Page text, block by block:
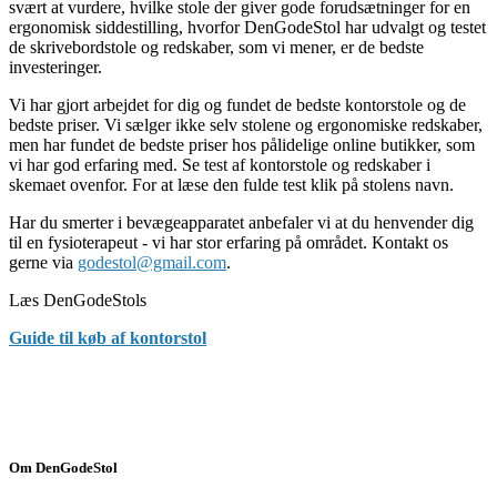
svært at vurdere, hvilke stole der giver gode forudsætninger for en
ergonomisk siddestilling, hvorfor DenGodeStol har udvalgt og testet
de skrivebordstole og redskaber, som vi mener, er de bedste
investeringer.
Vi har gjort arbejdet for dig og fundet de bedste kontorstole og de
bedste priser. Vi sælger ikke selv stolene og ergonomiske redskaber,
men har fundet de bedste priser hos pålidelige online butikker, som
vi har god erfaring med. Se test af kontorstole og redskaber i
skemaet ovenfor. For at læse den fulde test klik på stolens navn.
Har du smerter i bevægeapparatet anbefaler vi at du henvender dig
til en fysioterapeut - vi har stor erfaring på området. Kontakt os
gerne via godestol@gmail.com.
Læs DenGodeStols
Guide til køb af kontorstol
Om DenGodeStol